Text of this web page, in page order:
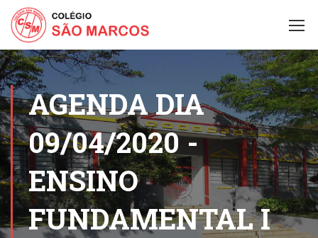
AGENDA DIA
09/04/2020 -
ENSINO
FUNDAMENTAL I